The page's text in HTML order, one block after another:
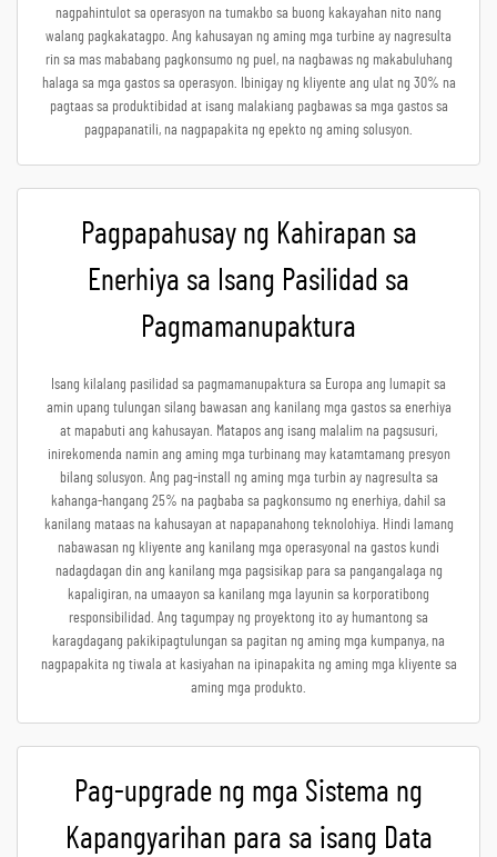
nagpahintulot sa operasyon na tumakbo sa buong kakayahan nito nang
walang pagkakatagpo. Ang kahusayan ng aming mga turbine ay nagresulta
rin sa mas mababang pagkonsumo ng puel, na nagbawas ng makabuluhang
halaga sa mga gastos sa operasyon. Ibinigay ng kliyente ang ulat ng 30% na
pagtaas sa produktibidad at isang malakiang pagbawas sa mga gastos sa
pagpapanatili, na nagpapakita ng epekto ng aming solusyon.
Pagpapahusay ng Kahirapan sa
Enerhiya sa Isang Pasilidad sa
Pagmamanupaktura
Isang kilalang pasilidad sa pagmamanupaktura sa Europa ang lumapit sa
amin upang tulungan silang bawasan ang kanilang mga gastos sa enerhiya
at mapabuti ang kahusayan. Matapos ang isang malalim na pagsusuri,
inirekomenda namin ang aming mga turbinang may katamtamang presyon
bilang solusyon. Ang pag-install ng aming mga turbin ay nagresulta sa
kahanga-hangang 25% na pagbaba sa pagkonsumo ng enerhiya, dahil sa
kanilang mataas na kahusayan at napapanahong teknolohiya. Hindi lamang
nabawasan ng kliyente ang kanilang mga operasyonal na gastos kundi
nadagdagan din ang kanilang mga pagsisikap para sa pangangalaga ng
kapaligiran, na umaayon sa kanilang mga layunin sa korporatibong
responsibilidad. Ang tagumpay ng proyektong ito ay humantong sa
karagdagang pakikipagtulungan sa pagitan ng aming mga kumpanya, na
nagpapakita ng tiwala at kasiyahan na ipinapakita ng aming mga kliyente sa
aming mga produkto.
Pag-upgrade ng mga Sistema ng
Kapangyarihan para sa isang Data